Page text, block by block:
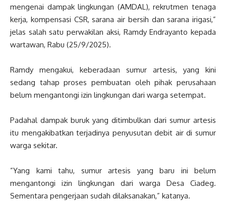
mengenai ‎dampak lingkungan (AMDAL), rekrutmen tenaga
kerja, kompensasi CSR, ‎sarana air bersih dan sarana irigasi,”
jelas salah satu perwakilan aksi, Ramdy Endrayanto kepada
wartawan, Rabu (25/9/2025).
‎Ramdy mengakui, keberadaan sumur artesis, yang kini
sedang tahap proses pembuatan oleh pihak perusahaan
belum mengantongi izin lingkungan dari warga setempat.
‎Padahal dampak buruk yang ditimbulkan dari sumur artesis
itu mengakibatkan terjadinya penyusutan debit air di sumur
warga sekitar.
‎”Yang kami tahu, sumur artesis yang baru ini belum
mengantongi izin lingkungan dari warga Desa Ciadeg.
Sementara pengerjaan sudah dilaksanakan,” katanya.